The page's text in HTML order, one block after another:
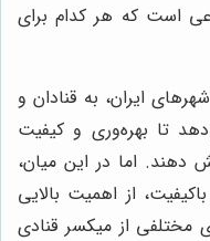
است که هر کدام برای
ایران، به قنادان و
تا بهره‌وری و کیفیت
دهند. اما در این میان،
از اهمیت بالایی
مختلفی از میکسر قنادی